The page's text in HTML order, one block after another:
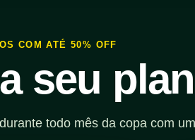
COM ATÉ 50% OFF
seu
todo mês da copa com